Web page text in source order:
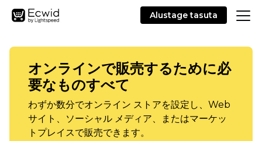
Alustage tasuta
オンラインで販売するために必
要なものすべて
わずか数分でオンライン ストアを設定し、Web
サイト、ソーシャル メディア、またはマーケッ
トプレイスで販売できます。